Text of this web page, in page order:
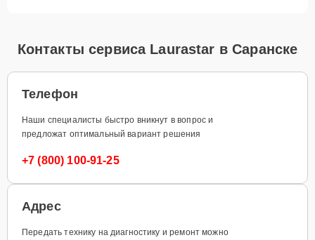
Контакты сервиса Laurastar в Саранске
Телефон
Наши специалисты быстро вникнут в вопрос и
предложат оптимальный вариант решения
+7 (800) 100-91-25
Адрес
Передать технику на диагностику и ремонт можно